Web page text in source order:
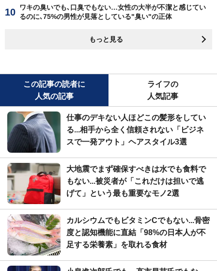
ワキの臭いでも､口臭でもない…女性の大半が不潔と感じてい
るのに､75%の男性が見落としている"臭い"の正体
もっと見る
この記事の読者に
人気の記事
ライフの
人気記事
仕事のデキない人ほどこの髪形をしてい
る...相手から全く信頼されない「ビジネ
スで一発アウト」ヘアスタイル3選
大地震でまず確保すべきは水でも食料で
もない...被災者が「これだけは担いで逃
げて」という最も重要なモノ2選
カルシウムでもビタミンCでもない...骨密
度と認知機能に直結「98%の日本人が不
足する栄養素」を取れる食材